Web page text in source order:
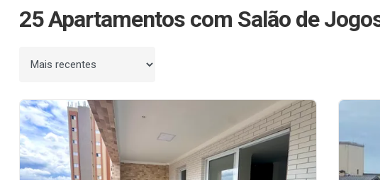
25 Apartamentos com Salão de
Ordenar por